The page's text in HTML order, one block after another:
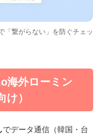
「繋がらない」を防ぐチェッ
海外ローミン
け）
でデータ通信（韓国・台